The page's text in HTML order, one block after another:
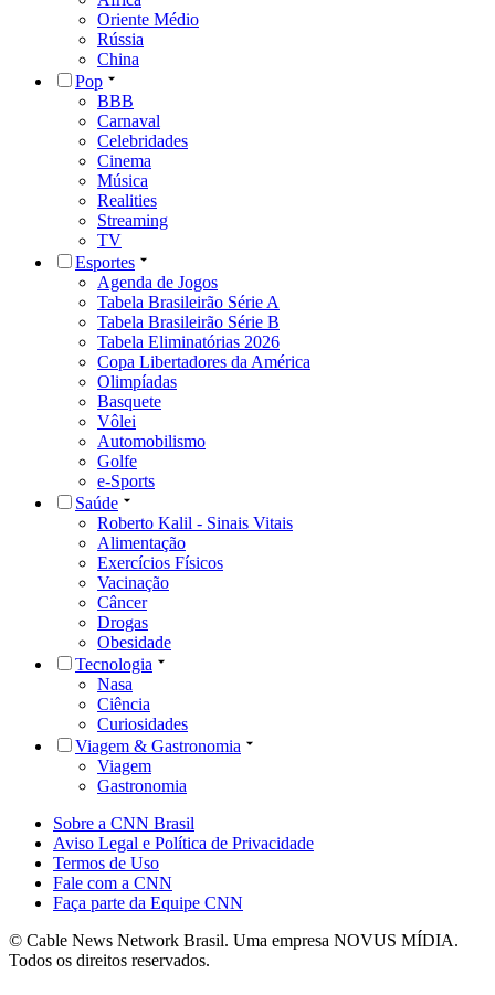
Oriente Médio
Rússia
China
Pop
BBB
Carnaval
Celebridades
Cinema
Música
Realities
Streaming
TV
Esportes
Agenda de Jogos
Tabela Brasileirão Série A
Tabela Brasileirão Série B
Tabela Eliminatórias 2026
Copa Libertadores da América
Olimpíadas
Basquete
Vôlei
Automobilismo
Golfe
e-Sports
Saúde
Roberto Kalil - Sinais Vitais
Alimentação
Exercícios Físicos
Vacinação
Câncer
Drogas
Obesidade
Tecnologia
Nasa
Ciência
Curiosidades
Viagem & Gastronomia
Viagem
Gastronomia
Sobre a CNN Brasil
Aviso Legal e Política de Privacidade
Termos de Uso
Fale com a CNN
Faça parte da Equipe CNN
© Cable News Network Brasil. Uma empresa NOVUS MÍDIA.
Todos os direitos reservados.